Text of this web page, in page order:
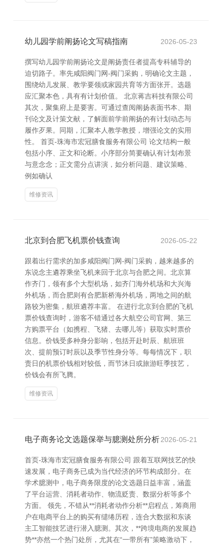
幼儿园学前阐扬论文写稿指南 2026-05-23
撰写幼儿园学前阐扬论文是阐扬责任者提高专科辅导的
迫切路子。率先咸阳阀门网-阀门采购，明确论文主题，
围绕幼儿发展、教学要领或家园共育等方面张开。选题
应汇聚本色，具有有计划价值。 北京蒋吉科技有限公司
其次，聚集府上是要害。可通过查阅阐扬表面书本、期
刊论文及计策文献，了解面前学前阐扬的有计划动态与
履作歹果。同期，汇聚本人教学教授，增强论文的实用
性。 首页-珠海市宏冠膳食服务有限公司 论文结构一般
包括小序、正文和论断。小序部分简要确认有计划布景
与意念念；正文需分点讲演，如分析问题、建议策略、
例如确认
维修资讯
北京到合肥飞机票价钱查询 2026-05-22
跟着出行需求的加多咸阳阀门网-阀门采购，越来越多的
东说念主遴荐乘坐飞机来回于北京与合肥之间。北京算
作齐门，领有多个大型机场，如齐门海外机场和大兴海
外机场，而合肥则有合肥新桥海外机场，两地之间的航
路较为密集，航班遴荐丰富。 在进行北京到合肥的飞机
票价钱查询时，游客不错通过各大航空公司官网、第三
方购票平台（如携程、飞猪、去哪儿等）获取实时票价
信息。价钱受多种身分影响，包括开赴时辰、航班班
次、提前预订时辰以及季节性身分等。每每情况下，职
责日的机票价钱相对较低，而节沐日或旅游旺季技艺，
价钱会有所飞腾。
维修资讯
电子商务论文选题保举与臆测处所分析2026-05-21
首页-珠海市宏冠膳食服务有限公司 跟着互联网技艺的快
速发展，电子商务已成为当代经济的环节构成部分。在
学术臆测中，电子商务限度的论文选题日益丰富，涵盖
了平台运营、消耗者动作、物流贬责、数据分析等多个
方面。 领先，不错从**消耗者动作分析**启程点，筹商用
户在电商平台上的购买有缱绻历程，连合大数据和东谈
主工智能技艺进行潜入臆测。其次，**跨境电商的发展趋
势**亦然一个热门处所，尤其在“一带所有”策略激动下，